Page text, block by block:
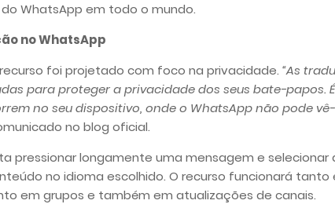
WhatsApp em todo o mundo.
no WhatsApp
foi projetado com foco na privacidade. “As
para proteger a privacidade dos seus bate-papos.
no seu dispositivo, onde o WhatsApp não pode vê-
no blog oficial.
pressionar longamente uma mensagem e selecionar
no idioma escolhido. O recurso funcionará tanto
em grupos e também em atualizações de canais.